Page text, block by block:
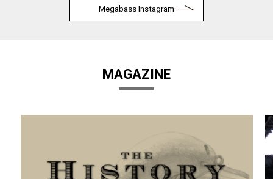
Megabass Instagram
MAGAZINE